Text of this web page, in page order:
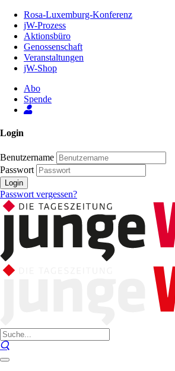
Inhalt
Seite
Rosa-Luxemburg-Konferenz
jW-Prozess
Aktionsbüro
Genossenschaft
Veranstaltungen
jW-Shop
Abo
Spende
Login
Benutzername
Passwort
Login
Passwort vergessen?